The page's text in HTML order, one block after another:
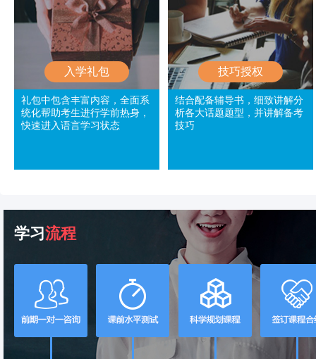
入学礼包
礼包中包含丰富内容，全面系
统化帮助考生进行学前热身，
快速进入语言学习状态
技巧授权
结合配备辅导书，细致讲解分
析各大话题题型，并讲解备考
技巧
学习 流程